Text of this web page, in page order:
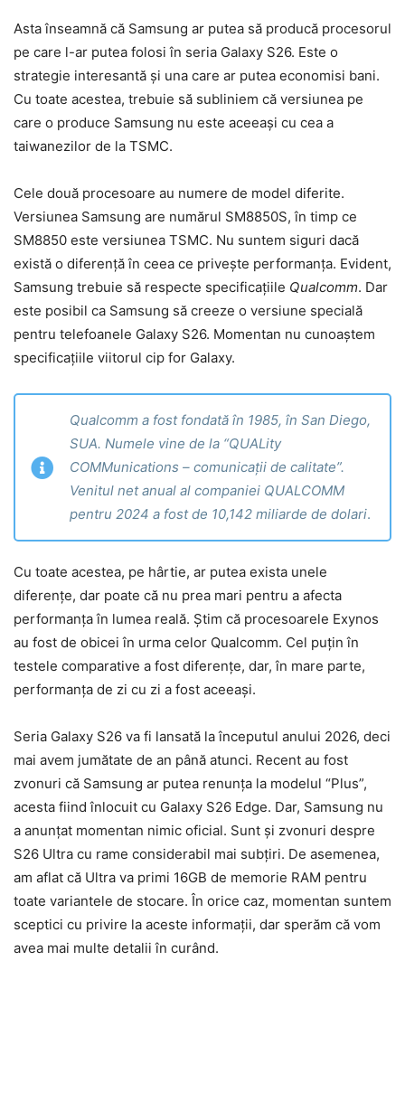
Asta înseamnă că Samsung ar putea să producă procesorul
pe care l-ar putea folosi în seria Galaxy S26. Este o
strategie interesantă și una care ar putea economisi bani.
Cu toate acestea, trebuie să subliniem că versiunea pe
care o produce Samsung nu este aceeași cu cea a
taiwanezilor de la TSMC.
Cele două procesoare au numere de model diferite.
Versiunea Samsung are numărul SM8850S, în timp ce
SM8850 este versiunea TSMC. Nu suntem siguri dacă
există o diferență în ceea ce privește performanța. Evident,
Samsung trebuie să respecte specificațiile Qualcomm. Dar
este posibil ca Samsung să creeze o versiune specială
pentru telefoanele Galaxy S26. Momentan nu cunoaștem
specificațiile viitorul cip for Galaxy.
Qualcomm a fost fondată în 1985, în San Diego,
SUA. Numele vine de la “QUALity
COMMunications – comunicații de calitate”.
Venitul net anual al companiei QUALCOMM
pentru 2024 a fost de 10,142 miliarde de dolari.
Cu toate acestea, pe hârtie, ar putea exista unele
diferențe, dar poate că nu prea mari pentru a afecta
performanța în lumea reală. Știm că procesoarele Exynos
au fost de obicei în urma celor Qualcomm. Cel puțin în
testele comparative a fost diferențe, dar, în mare parte,
performanța de zi cu zi a fost aceeași.
Seria Galaxy S26 va fi lansată la începutul anului 2026, deci
mai avem jumătate de an până atunci. Recent au fost
zvonuri că Samsung ar putea renunța la modelul “Plus”,
acesta fiind înlocuit cu Galaxy S26 Edge. Dar, Samsung nu
a anunțat momentan nimic oficial. Sunt și zvonuri despre
S26 Ultra cu rame considerabil mai subțiri. De asemenea,
am aflat că Ultra va primi 16GB de memorie RAM pentru
toate variantele de stocare. În orice caz, momentan suntem
sceptici cu privire la aceste informații, dar sperăm că vom
avea mai multe detalii în curând.